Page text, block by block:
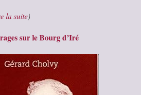
la suite)
sur le Bourg d’Iré